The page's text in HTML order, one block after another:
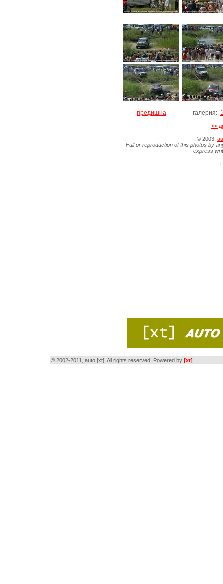
предишна галерия: 1
<<
© 2003,
Full or reproduction of this photos by
express
© 2002-2011, auto [xt]. All rights reserved. Powered by [xt]